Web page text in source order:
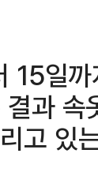
15일
과
고 있